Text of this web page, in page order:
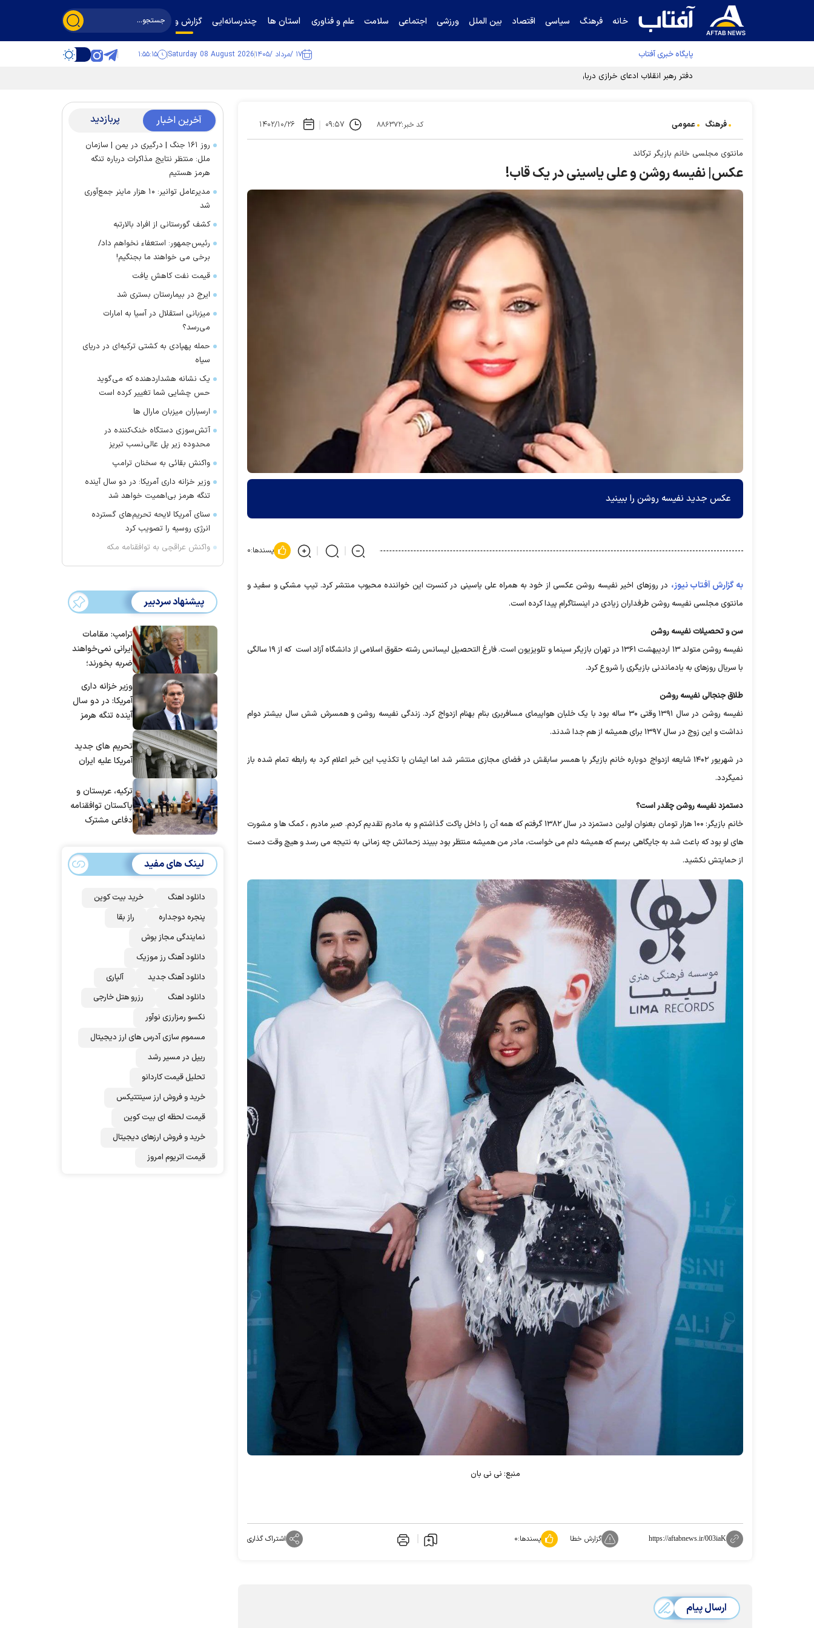
خانه فرهنگ سیاسی اقتصاد بین الملل ورزشی اجتماعی سلامت علم و فناوری استان ها چندرسانه‌ایی گزارش و گفت‌وگو
پایگاه خبری آفتاب ۱۷ /مرداد /۱۴۰۵ Saturday 08 August 2026 ۱:۵۵:۱۶
دفتر رهبر انقلاب ادعای خرازی درباره پزشکیان را تکذیب کرد
فرهنگ عمومی کد خبر:۸۸۶۳۷۲ ۰۹:۵۷ ۱۴۰۲/۱۰/۲۶
مانتوی مجلسی خانم بازیگر ترکاند
عکس| نفیسه روشن و علی یاسینی در یک قاب!
عکس جدید نفیسه روشن را ببینید
پسندها:۰
به گزارش آفتاب نیوز، در روزهای اخیر نفیسه روشن عکسی از خود به همراه علی یاسینی در کنسرت این خواننده محبوب منتشر کرد. تیپ مشکی و سفید و
مانتوی مجلسی نفیسه روشن طرفداران زیادی در اینستاگرام پیدا کرده است.
سن و تحصیلات نفیسه روشن
نفیسه روشن متولد ۱۳ اردیبهشت ۱۳۶۱ در تهران بازیگر سینما و تلویزیون است. فارغ التحصیل لیسانس رشته حقوق اسلامی از دانشگاه آزاد است که از ۱۹ سالگی
با سریال روزهای به یادماندنی بازیگری را شروع کرد.
طلاق جنجالی نفیسه روشن
نفیسه روشن در سال ۱۳۹۱ وقتی ۳۰ ساله بود با یک خلبان هواپیمای مسافربری بنام بهنام ازدواج کرد. زندگی نفیسه روشن و همسرش شش سال بیشتر دوام
نداشت و این زوج در سال ۱۳۹۷ برای همیشه از هم جدا شدند.
در شهریور ۱۴۰۲ شایعه ازدواج دوباره خانم بازیگر با همسر سابقش در فضای مجازی منتشر شد اما ایشان با تکذیب این خبر اعلام کرد به رابطه تمام شده باز
نمیگردد.
دستمزد نفیسه روشن چقدر است؟
خانم بازیگر: ۱۰۰ هزار تومان بعنوان اولین دستمزد در سال ۱۳۸۲ گرفتم که همه آن را داخل پاکت گذاشتم و به مادرم تقدیم کردم. صبر مادرم ، کمک ها و مشورت
های او بود که باعث شد به جایگاهی برسم که همیشه دلم می خواست، مادر من همیشه منتظر بود ببیند زحماتش چه زمانی به نتیجه می رسد و هیچ وقت دست
از حمایتش نکشید.
منبع: نی نی بان
https://aftabnews.ir/003iaK گزارش خطا پسندها:۰ اشتراک گذاری
ارسال پیام
آخرین اخبار پربازدید
روز ۱۶۱ جنگ | درگیری در یمن | سازمان
ملل: منتظر نتایج مذاکرات درباره تنگه
هرمز هستیم
مدیرعامل توانیر: ۱۰ هزار ماینر جمع‌آوری
شد
کشف گورستانی از افراد بالارتبه
رئیس‌جمهور: استعفاء نخواهم داد/
برخی می خواهند ما بجنگیم!
قیمت نفت کاهش یافت
ایرج در بیمارستان بستری شد
میزبانی استقلال در آسیا به امارات
می‌رسد؟
حمله پهپادی به کشتی ترکیه‌ای در دریای
سیاه
یک نشانه هشداردهنده که می‌گوید
حس چشایی شما تغییر کرده است
ارسباران میزبان مارال ها
آتش‌سوزی دستگاه خنک‌کننده در
محدوده زیر پل عالی‌نسب تبریز
واکنش بقائی به سخنان ترامپ
وزیر خزانه داری آمریکا: در دو سال آینده
تنگه هرمز بی‌اهمیت خواهد شد
سنای آمریکا لایحه تحریم‌های گسترده
انرژی روسیه را تصویب کرد
واکنش عراقچی به توافقنامه مکه
پیشنهاد سردبیر
ترامپ: مقامات
ایرانی نمی‌خواهند
ضربه بخورند؛
توافق برسند
وزیر خزانه داری
آمریکا: در دو سال
آینده تنگه هرمز
شد
تحریم های جدید
آمریکا علیه ایران
ترکیه، عربستان و
پاکستان توافقنامه
دفاعی مشترک
لینک های مفید
دانلود اهنگ
خرید بیت کوین
پنجره دوجداره
راز بقا
نمایندگی مجاز بوش
دانلود آهنگ رز‌ موزیک
دانلود آهنگ جدید
آلپاری
دانلود اهنگ
رزرو هتل خارجی
نکسو رمزارزی نوآور
مسموم سازی آدرس های ارز دیجیتال
ریپل در مسیر رشد
تحلیل قیمت کاردانو
خرید و فروش ارز سینتتیکس
قیمت لحظه ای بیت کوین
خرید و فروش ارزهای دیجیتال
قیمت اتریوم امروز